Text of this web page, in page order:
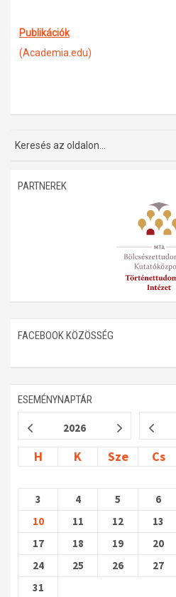
Publikációk
(Academia.edu)
PARTNEREK
FACEBOOK KÖZÖSSÉG
ESEMÉNYNAPTÁR
2026
H K Sze Cs
3
4 5 6
10
11 12 13
17
18 19 20
24
25 26 27
31